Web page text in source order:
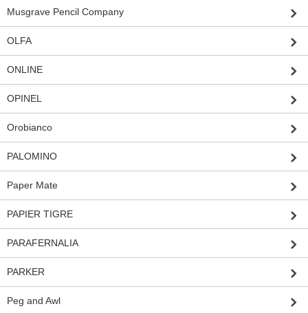
Musgrave Pencil Company
OLFA
ONLINE
OPINEL
Orobianco
PALOMINO
Paper Mate
PAPIER TIGRE
PARAFERNALIA
PARKER
Peg and Awl